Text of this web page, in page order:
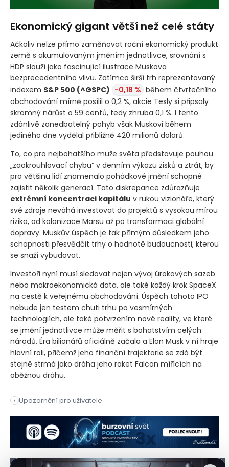
Ekonomický gigant větší než celé státy
Ačkoliv nelze přímo zaměňovat roční ekonomický produkt
země s akumulovaným jměním jednotlivce, srovnání s
HDP slouží jako fascinující ilustrace Muskova
bezprecedentního vlivu. Zatímco širší trh reprezentovaný
indexem S&P 500 (^GSPC) -0,18 % během čtvrtečního
obchodování mírně posílil o 0,2 %, akcie Tesly si připsaly
skromný nárůst o 59 centů, tedy zhruba 0,1 %. I tento
zdánlivě zanedbatelný pohyb však Muskovi během
jediného dne vydělal přibližně 420 milionů dolarů.
To, co pro nejbohatšího muže světa představuje pouhou
„zaokrouhlovací chybu“ v denním výkazu zisků a ztrát, by
pro většinu lidí znamenalo pohádkové jmění schopné
zajistit několik generací. Tato diskrepance zdůrazňuje
extrémní koncentraci kapitálu v rukou vizionáře, který
své zdroje neváhá investovat do projektů s vysokou mírou
rizika, od kolonizace Marsu až po transformaci globální
dopravy. Muskův úspěch je tak přímým důsledkem jeho
schopnosti přesvědčit trhy o hodnotě budoucnosti, kterou
se snaží vybudovat.
Investoři nyní musí sledovat nejen vývoj úrokových sazeb
nebo makroekonomická data, ale také každý krok SpaceX
na cestě k veřejnému obchodování. Úspěch tohoto IPO
nebude jen testem chuti trhu po vesmírných
technologiích, ale také potvrzením nové reality, ve které
se jmění jednotlivce může měřit s bohatstvím celých
národů. Éra bilionářů oficiálně začala a Elon Musk v ní hraje
hlavní roli, přičemž jeho finanční trajektorie se zdá být
stejně strmá jako dráha jeho raket Falcon mířících na
oběžnou dráhu.
i Upozornění pro uživatele
Elon Musk se stal prvním bilionářem v historii díky